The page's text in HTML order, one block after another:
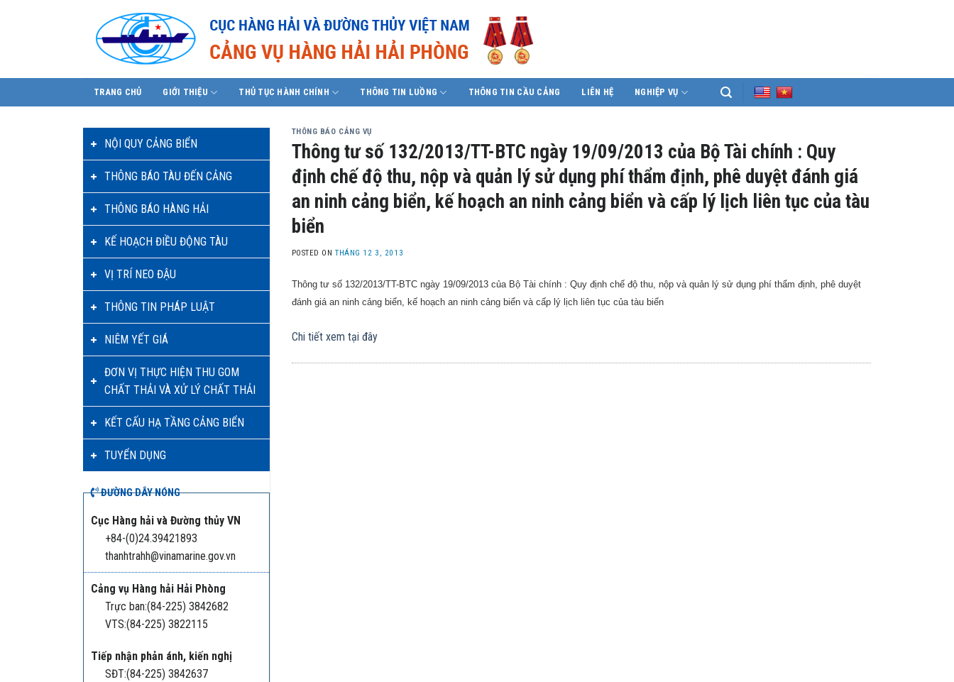
TRANG CHỦ GIỚI THIỆU THỦ TỤC HÀNH CHÍNH THÔNG TIN LUỒNG THÔNG TIN CẦU CẢNG LIÊN HỆ NGHIỆP VỤ
NỘI QUY CẢNG BIỂN
THÔNG BÁO TÀU ĐẾN CẢNG
THÔNG BÁO HÀNG HẢI
KẾ HOẠCH ĐIỀU ĐỘNG TÀU
VỊ TRÍ NEO ĐẬU
THÔNG TIN PHÁP LUẬT
NIÊM YẾT GIÁ
ĐƠN VỊ THỰC HIỆN THU GOM
CHẤT THẢI VÀ XỬ LÝ CHẤT THẢI
KẾT CẤU HẠ TẦNG CẢNG BIỂN
TUYỂN DỤNG
ĐƯỜNG DÂY NÓNG
Cục Hàng hải và Đường thủy VN
+84-(0)24.39421893
thanhtrahh@vinamarine.gov.vn
Cảng vụ Hàng hải Hải Phòng
Trực ban:(84-225) 3842682
VTS:(84-225) 3822115
Tiếp nhận phản ánh, kiến nghị
SĐT:(84-225) 3842637
THÔNG BÁO CẢNG VỤ
Thông tư số 132/2013/TT-BTC ngày 19/09/2013 của Bộ Tài chính : Quy
định chế độ thu, nộp và quản lý sử dụng phí thẩm định, phê duyệt đánh giá
an ninh cảng biển, kế hoạch an ninh cảng biển và cấp lý lịch liên tục của tàu
biển
POSTED ONTHÁNG 12 3, 2013
Thông tư số 132/2013/TT-BTC ngày 19/09/2013 của Bộ Tài chính : Quy định chế độ thu, nộp và quản lý sử dụng phí thẩm định, phê duyệt
đánh giá an ninh cảng biển, kế hoạch an ninh cảng biển và cấp lý lịch liên tục của tàu biển
Chi tiết xem tại đây